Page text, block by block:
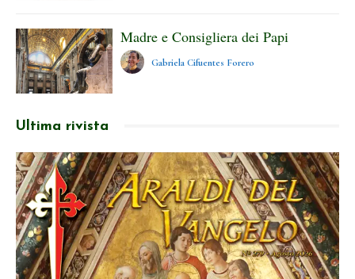
Madre e Consigliera dei Papi
Gabriela Cifuentes Forero
Ultima rivista